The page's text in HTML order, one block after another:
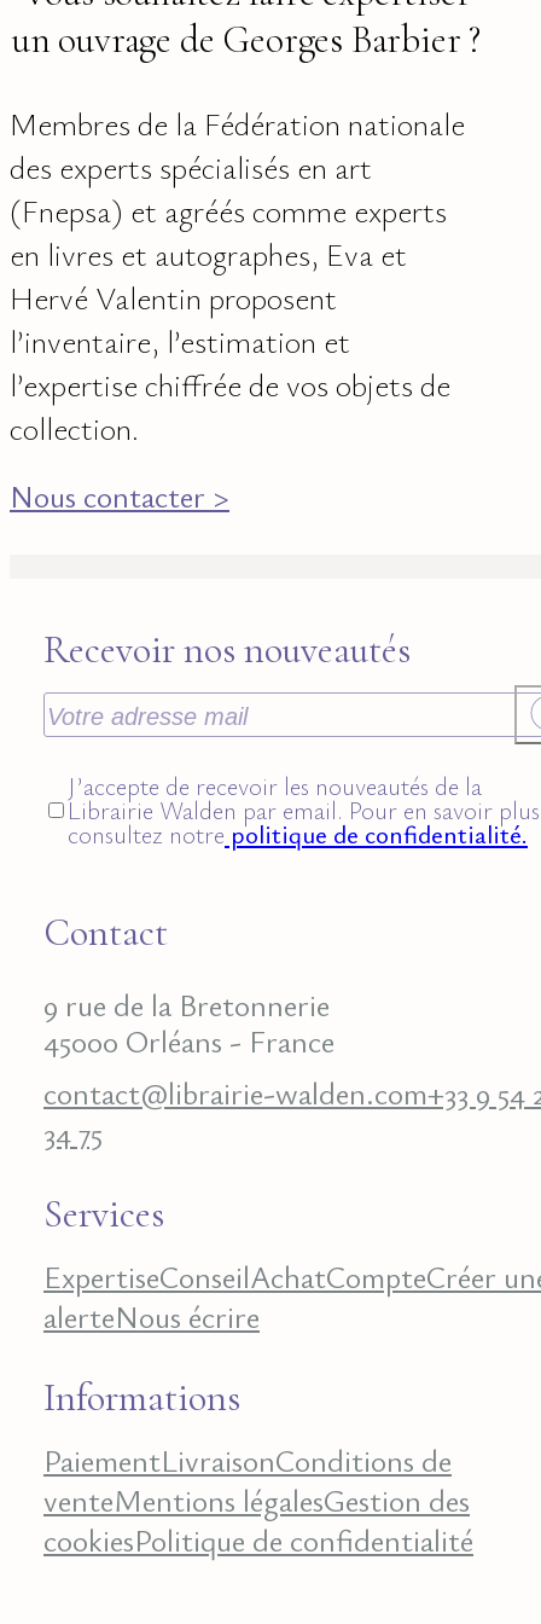
un ouvrage de Georges Barbier ?
Membres de la Fédération nationale
des experts spécialisés en art
(Fnepsa) et agréés comme experts
en livres et autographes, Eva et
Hervé Valentin proposent
l’inventaire, l’estimation et
l’expertise chiffrée de vos objets de
collection.
Nous contacter >
Recevoir nos nouveautés
J’accepte de recevoir les nouveautés de la
Librairie Walden par email. Pour en savoir
consultez notre politique de confidentialité.
Contact
9 rue de la Bretonnerie
45000 Orléans - France
contact@librairie-walden.com+33 9 54
34 75
Services
ExpertiseConseilAchatCompteCréer
alerteNous écrire
Informations
PaiementLivraisonConditions de
venteMentions légalesGestion des
cookiesPolitique de confidentialité